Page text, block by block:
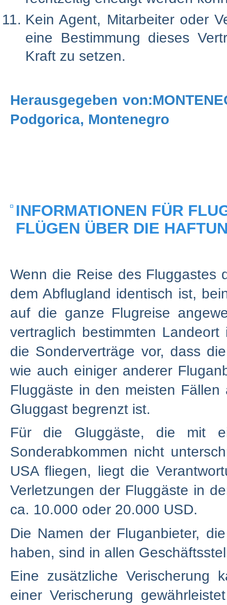
Kein Agent, Mitarbeiter oder
eine Bestimmung dieses
Kraft zu setzen.
Herausgegeben
Podgorica, Montenegro
INFORMATIONEN FÜR
FLÜGEN ÜBER DIE
Wenn die Reise des Fluggastes
dem Abflugland identisch ist,
auf die ganze Flugreise
vertraglich bestimmten
die Sonderverträge vor, dass
wie auch einiger anderer
Fluggäste in den meisten
Gluggast begrenzt ist.
Für die Gluggäste, die mit
Sonderabkommen nicht
USA fliegen, liegt die
Verletzungen der Fluggäste in
ca. 10.000 oder 20.000 USD.
Die Namen der Fluganbieter,
haben, sind in allen
Eine zusätzliche Verischerung
einer Verischerung